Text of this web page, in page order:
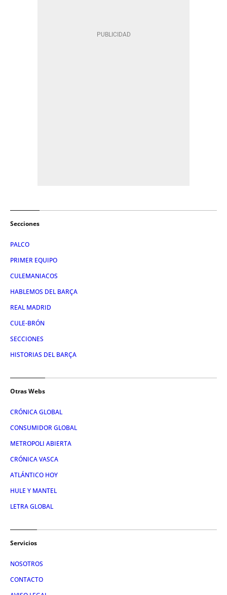
Secciones
PALCO
PRIMER EQUIPO
CULEMANIACOS
HABLEMOS DEL BARÇA
REAL MADRID
CULE-BRÓN
SECCIONES
HISTORIAS DEL BARÇA
Otras Webs
CRÓNICA GLOBAL
CONSUMIDOR GLOBAL
METROPOLI ABIERTA
CRÓNICA VASCA
ATLÁNTICO HOY
HULE Y MANTEL
LETRA GLOBAL
Servicios
NOSOTROS
CONTACTO